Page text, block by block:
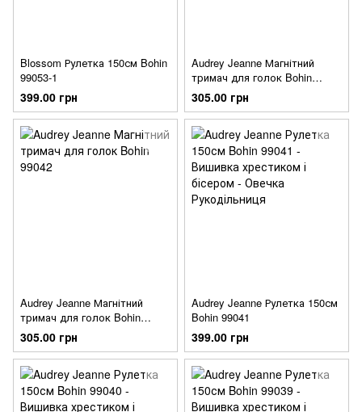
Blossom Рулетка 150см Bohin
99053-1
399.00 грн
Audrey Jeanne Магнітний
тримач для голок Bohin
99043
305.00 грн
Audrey Jeanne Магнітний
тримач для голок Bohin
99042
305.00 грн
Audrey Jeanne Рулетка 150см
Bohin 99041
399.00 грн